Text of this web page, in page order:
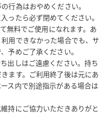
行為はおやめください。
ったら必ず閉めてください。
無料でご使用になれます。あ
用できなかった場合でも、サ
予めご了承ください。
出しはご遠慮ください。持ち
ます。ご利用終了後は元にあ
ス内で別途指示がある場合は
持にご協力いただきありがと